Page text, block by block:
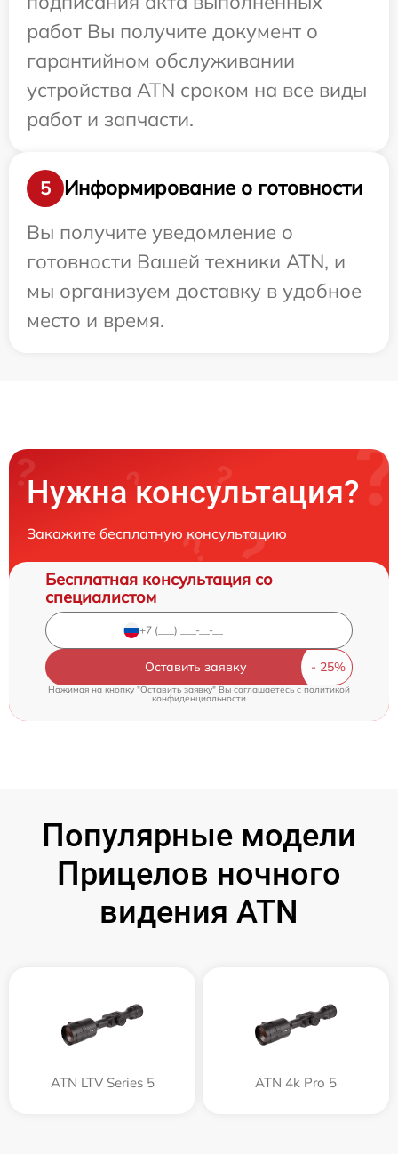
работ Вы получите документ о
гарантийном обслуживании
устройства ATN сроком на все виды
работ и запчасти.
5
Информирование о готовности
Вы получите уведомление о
готовности Вашей техники ATN, и
мы организуем доставку в удобное
место и время.
Нужна консультация?
Закажите бесплатную консультацию
Бесплатная консультация со
специалистом
Оставить заявку
Нажимая на кнопку "Оставить заявку" Вы соглашаетесь cполитикой
конфиденциальности
Популярные модели
Прицелов ночного
видения ATN
ATN LTV Series 5 ATN 4k Pro 5